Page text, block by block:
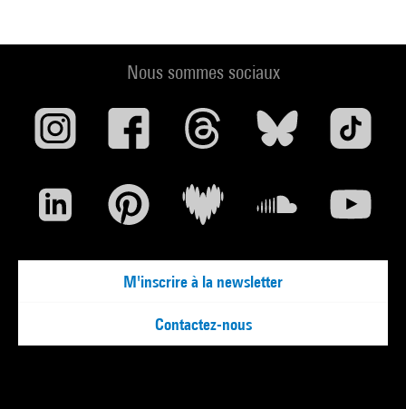
Nous sommes sociaux
M'inscrire à la newsletter
Contactez-nous